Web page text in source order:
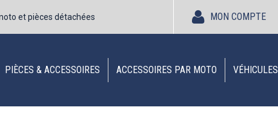
et pièces détachées MON COMPTE
PIÈCES & ACCESSOIRES ACCESSOIRES PAR MOTO VÉHICULES